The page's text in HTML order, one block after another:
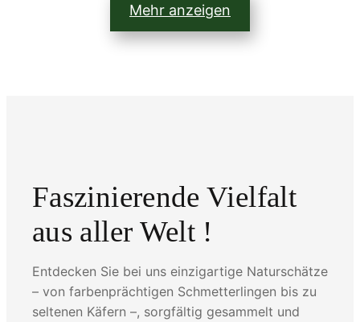
Mehr anzeigen
Faszinierende Vielfalt
aus aller Welt !
Entdecken Sie bei uns einzigartige Naturschätze
– von farbenprächtigen Schmetterlingen bis zu
seltenen Käfern –, sorgfältig gesammelt und